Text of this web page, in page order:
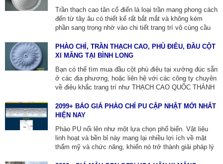
Trần thạch cao tân cổ điển là loại trần mang phong cách
đến từ tây âu có thiết kế rất bắt mắt và không kém
phần sang trọng nhờ vào chi tiết trang trí vô cùng cầu
điển ở các biệt thự, căn hộ hoặc đơn thuần là phòng
khách nhà cấp 4 ở ngay chính thôn quê Việt
PHÀO CHỈ, TRẦN THẠCH CAO, PHÙ ĐIÊU, ĐẦU CỘT
XI MĂNG TẠI BÌNH LONG
Bạn có thể tìm mua đầu cột phù điêu tại xưởng đúc sẵn
ở các địa phương, hoặc liên hệ với các công ty chuyên
về điêu khắc trang trí như THẠCH CAO QUỐC THÀNH
cty này chuyên cung cấp các sản phẩm phù điêu xi
măng đúc sẵn chất lượng cao, với nhiều mẫu mã đa
2099+ BÁO GIÁ PHÀO CHỈ PU CẬP NHẬT MỚI NHẤT
HIỆN NAY
Phào PU nổi lên như một lựa chọn phổ biến. Vật liệu
linh hoạt và bền bỉ này mang lại nhiều lợi ích về mặt
thẩm mỹ và chức năng, khiến nó trở thành giải pháp lý